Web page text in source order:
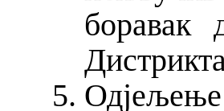
боравак
Одјељење